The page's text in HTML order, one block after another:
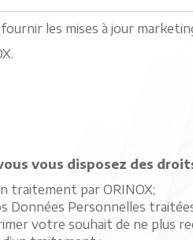
les mises à jour
vous disposez des
traitement par ORINOX;
Personnelles
votre souhait de ne plus